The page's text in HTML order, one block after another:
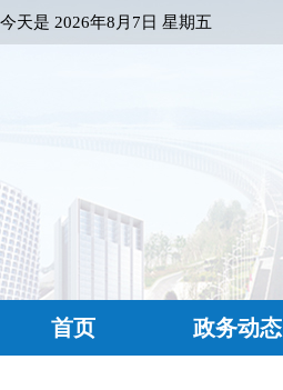
今天是 2026年8月7日 星期五
首页 政务动态